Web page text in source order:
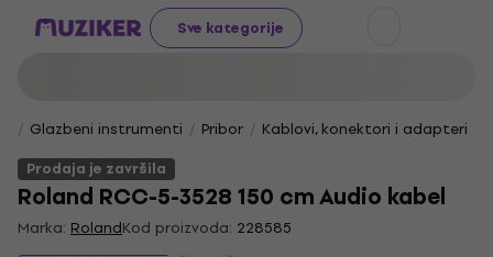
Sve kategorije
Glazbeni instrumenti Pribor Kablovi, konektori i adapteri
Prodaja je završila
Roland RCC-5-3528 150 cm Audio kabel
Marka: RolandKod proizvoda: 228585